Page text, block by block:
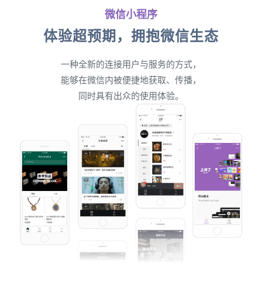
微信小程序
体验超预期，拥抱微信生态
一种全新的连接用户与服务的方式，
能够在微信内被便捷地获取、传播，
同时具有出众的使用体验。